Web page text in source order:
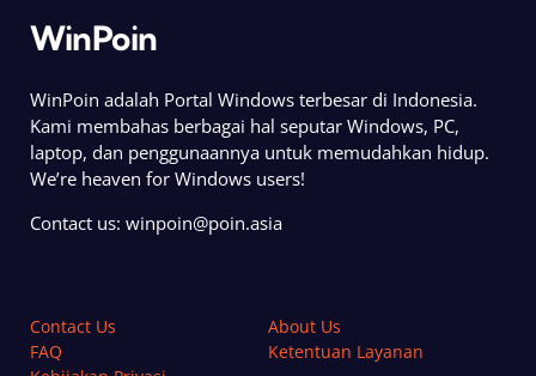
WinPoin
WinPoin adalah Portal Windows terbesar di Indonesia.
Kami membahas berbagai hal seputar Windows, PC,
laptop, dan penggunaannya untuk memudahkan hidup.
We’re heaven for Windows users!
Contact us: winpoin@poin.asia
Contact Us
About Us
FAQ
Ketentuan Layanan